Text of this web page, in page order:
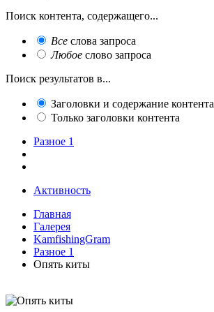
Поиск контента, содержащего...
Все слова запроса
Любое слово запроса
Поиск результатов в...
Заголовки и содержание контента
Только заголовки контента
Разное 1
Активность
Главная
Галерея
KamfishingGram
Разное 1
Опять киты